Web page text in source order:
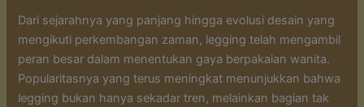
Dari sejarahnya yang panjang hingga evolusi desain yang
mengikuti perkembangan zaman, legging telah mengambil
peran besar dalam menentukan gaya berpakaian wanita.
Popularitasnya yang terus meningkat menunjukkan bahwa
legging bukan hanya sekadar tren, melainkan bagian tak